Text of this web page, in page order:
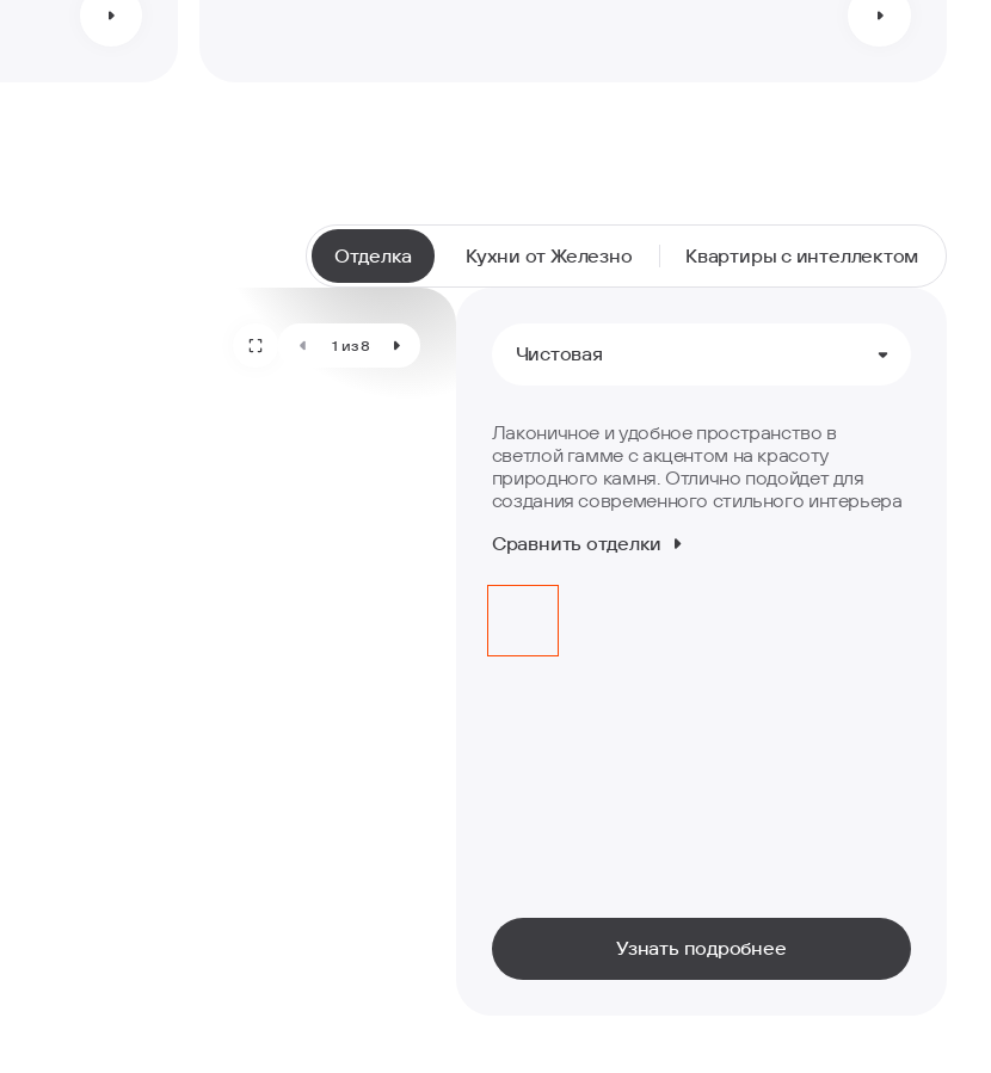
Отделка Кухни от Железно Квартиры с интеллектом
Чистовая
Лаконичное и удобное пространство в
светлой гамме с акцентом на красоту
природного камня. Отлично подойдет для
создания современного стильного интерьера
Сравнить отделки
Узнать подробнее
1 из 8